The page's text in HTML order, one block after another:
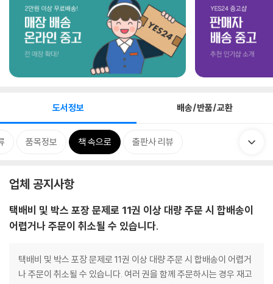
도서정보 배송/반품/교환
품목정보 책 속으로 출판사 리뷰
업체 공지사항
택배비 및 박스 포장 문제로 11권 이상 대량 주문 시 합배송이
어렵거나 주문이 취소될 수 있습니다.
택배비 및 박스 포장 문제로 11권 이상 대량 주문 시 합배송이 어렵거
나 주문이 취소될 수 있습니다. 여러 권을 함께 주문하시는 경우 재고